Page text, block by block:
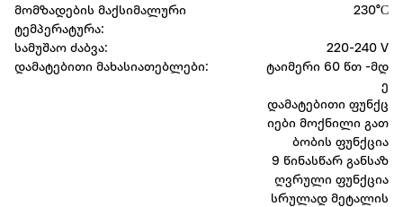
მომზადების მაქსიმალური
ტემპერატურა:
230°С
სამუშაო ძაბვა:
220-240 V
დამატებითი მახასიათებლები:
ტაიმერი 60 წთ -მდ
ე
დამატებითი ფუნქც
იები მოქნილი გათ
ბობის ფუნქცია
9 წინასწარ განსაზ
ღვრული ფუნქცია
სრულად მეტალის